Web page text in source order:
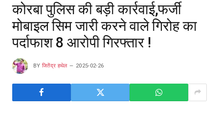
कोरबा पुलिस की बड़ी कार्रवाई,फर्जी
मोबाइल सिम जारी करने वाले गिरोह का
पर्दाफाश 8 आरोपी गिरफ्तार !
BY जितेंद्र हथेल 2025-02-26